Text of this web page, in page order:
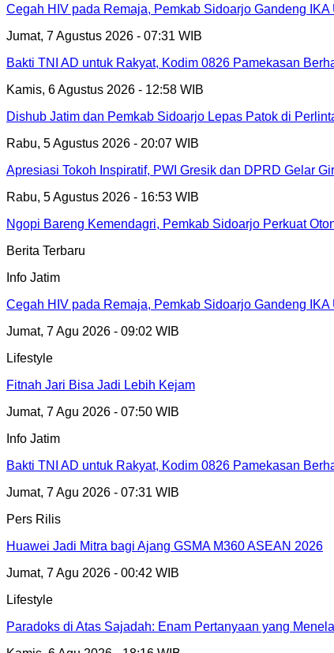
Cegah HIV pada Remaja, Pemkab Sidoarjo Gandeng
Jumat, 7 Agustus 2026 - 07:31 WIB
Bakti TNI AD untuk Rakyat, Kodim 0826 Pamekasan
Kamis, 6 Agustus 2026 - 12:58 WIB
Dishub Jatim dan Pemkab Sidoarjo Lepas Patok di
Rabu, 5 Agustus 2026 - 20:07 WIB
Apresiasi Tokoh Inspiratif, PWI Gresik dan DPRD Gelar
Rabu, 5 Agustus 2026 - 16:53 WIB
Ngopi Bareng Kemendagri, Pemkab Sidoarjo Perkuat
Berita Terbaru
Info Jatim
Cegah HIV pada Remaja, Pemkab Sidoarjo Gandeng
Jumat, 7 Agu 2026 - 09:02 WIB
Lifestyle
Fitnah Jari Bisa Jadi Lebih Kejam
Jumat, 7 Agu 2026 - 07:50 WIB
Info Jatim
Bakti TNI AD untuk Rakyat, Kodim 0826 Pamekasan
Jumat, 7 Agu 2026 - 07:31 WIB
Pers Rilis
Huawei Jadi Mitra bagi Ajang GSMA M360 ASEAN 2026
Jumat, 7 Agu 2026 - 00:42 WIB
Lifestyle
Paradoks di Atas Sajadah: Enam Pertanyaan yang